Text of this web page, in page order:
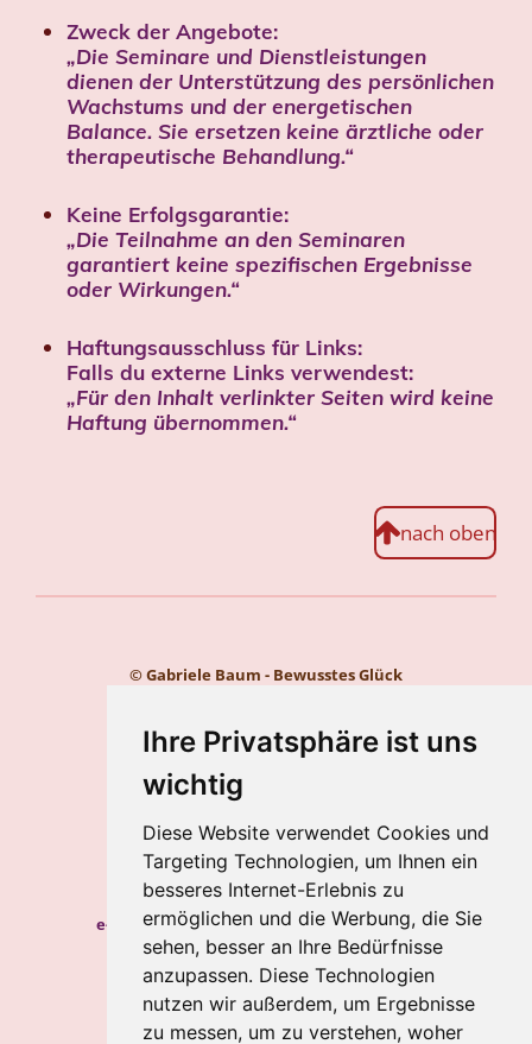
Ihre Privatsphäre ist uns
wichtig
Diese Website verwendet Cookies und
Targeting Technologien, um Ihnen ein
besseres Internet-Erlebnis zu
ermöglichen und die Werbung, die Sie
sehen, besser an Ihre Bedürfnisse
anzupassen. Diese Technologien
nutzen wir außerdem, um Ergebnisse
zu messen, um zu verstehen, woher
Zweck der Angebote:
„Die Seminare und Dienstleistungen
dienen der Unterstützung des persönlichen
Wachstums und der energetischen
Balance. Sie ersetzen keine ärztliche oder
therapeutische Behandlung.“
Keine Erfolgsgarantie:
„Die Teilnahme an den Seminaren
garantiert keine spezifischen Ergebnisse
oder Wirkungen.“
Haftungsausschluss für Links:
Falls du externe Links verwendest:
„Für den Inhalt verlinkter Seiten wird keine
Haftung übernommen.“
nach oben
© Gabriele Baum - Bewusstes Glück
Datenschutz
Gabriele Baum
Wilhelmstraße 34, 56112 Lahnstein
Handy:+49 157 8450 2773
e-mail:hypnosecoaching.baum@gmail.com
Meine Blogs
Newsletter